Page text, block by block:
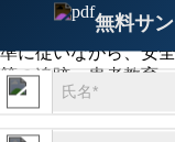
無料サ
な患者モニタリ
従いながら、安
追跡、患者教